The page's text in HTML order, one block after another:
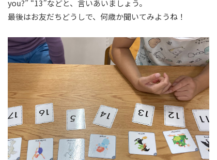
you?” “13”などと、言いあいましょう。
最後はお友だちどうしで、何歳か聞いてみようね！